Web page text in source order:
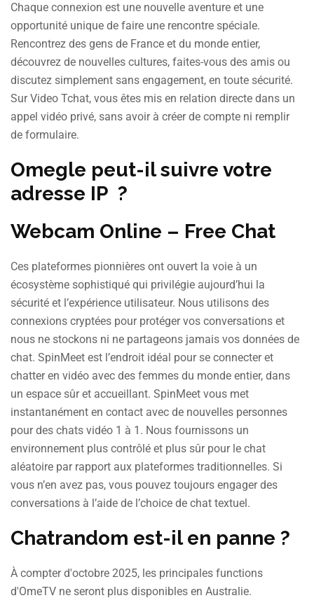
Chaque connexion est une nouvelle aventure et une
opportunité unique de faire une rencontre spéciale.
Rencontrez des gens de France et du monde entier,
découvrez de nouvelles cultures, faites-vous des amis ou
discutez simplement sans engagement, en toute sécurité.
Sur Video Tchat, vous êtes mis en relation directe dans un
appel vidéo privé, sans avoir à créer de compte ni remplir
de formulaire.
Omegle peut-il suivre votre
adresse IP ?
Webcam Online – Free Chat
Ces plateformes pionnières ont ouvert la voie à un
écosystème sophistiqué qui privilégie aujourd’hui la
sécurité et l’expérience utilisateur. Nous utilisons des
connexions cryptées pour protéger vos conversations et
nous ne stockons ni ne partageons jamais vos données de
chat. SpinMeet est l’endroit idéal pour se connecter et
chatter en vidéo avec des femmes du monde entier, dans
un espace sûr et accueillant. SpinMeet vous met
instantanément en contact avec de nouvelles personnes
pour des chats vidéo 1 à 1. Nous fournissons un
environnement plus contrôlé et plus sûr pour le chat
aléatoire par rapport aux plateformes traditionnelles. Si
vous n’en avez pas, vous pouvez toujours engager des
conversations à l’aide de l’choice de chat textuel.
Chatrandom est-il en panne ?
À compter d'octobre 2025, les principales functions
d'OmeTV ne seront plus disponibles en Australie.